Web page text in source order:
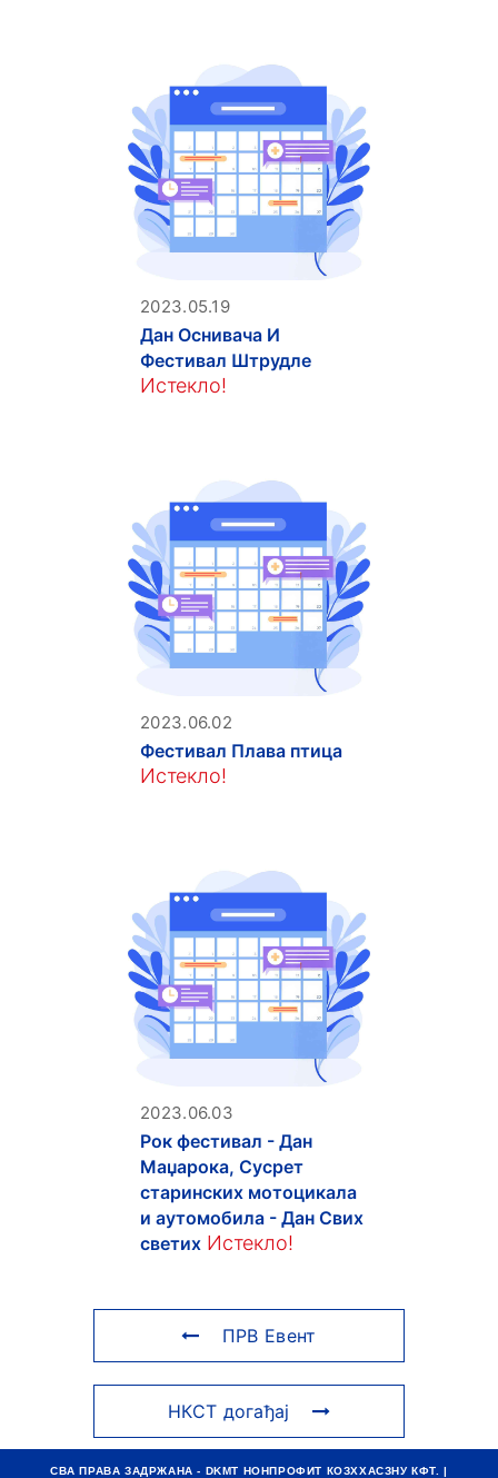
2023.05.19
Дан Оснивача И
Фестивал Штрудле
Истекло!
2023.06.02
Фестивал Плава птица
Истекло!
2023.06.03
Рок фестивал - Дан
Маџарока, Сусрет
старинских мотоцикала
и аутомобила - Дан Свих
светих Истекло!
ПРВ Евент
НКСТ догађај
СВА ПРАВА ЗАДРЖАНА - DKMT НОНПРОФИТ КОЗХХАСЗНУ КФТ. |